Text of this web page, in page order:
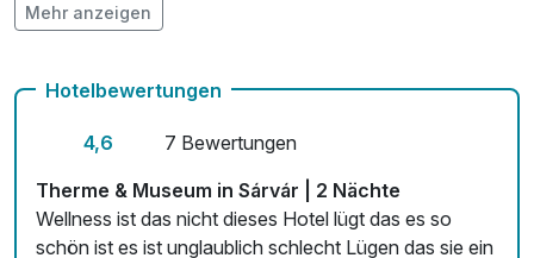
Auch vegetarische Speisen
Mehr anzeigen
Hotelbewertungen
4,6
7 Bewertungen
Therme & Museum in Sárvár | 2 Nächte
Wellness ist das nicht dieses Hotel lügt das es so
schön ist es ist unglaublich schlecht Lügen das sie ein